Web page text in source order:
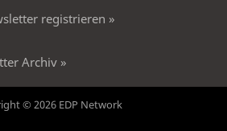
registrieren »
Archiv »
© 2026 EDP Network